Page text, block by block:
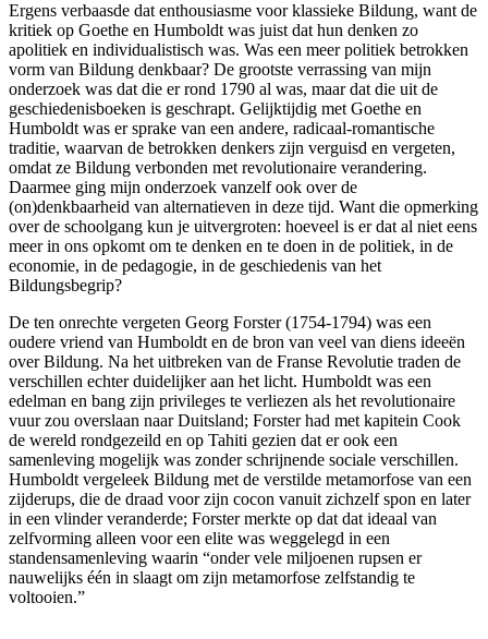
Ergens verbaasde dat enthousiasme voor klassieke Bildung, want de
kritiek op Goethe en Humboldt was juist dat hun denken zo
apolitiek en individualistisch was. Was een meer politiek betrokken
vorm van Bildung denkbaar? De grootste verrassing van mijn
onderzoek was dat die er rond 1790 al was, maar dat die uit de
geschiedenisboeken is geschrapt. Gelijktijdig met Goethe en
Humboldt was er sprake van een andere, radicaal-romantische
traditie, waarvan de betrokken denkers zijn verguisd en vergeten,
omdat ze Bildung verbonden met revolutionaire verandering.
Daarmee ging mijn onderzoek vanzelf ook over de
(on)denkbaarheid van alternatieven in deze tijd. Want die opmerking
over de schoolgang kun je uitvergroten: hoeveel is er dat al niet eens
meer in ons opkomt om te denken en te doen in de politiek, in de
economie, in de pedagogie, in de geschiedenis van het
Bildungsbegrip?
De ten onrechte vergeten Georg Forster (1754-1794) was een
oudere vriend van Humboldt en de bron van veel van diens ideeën
over Bildung. Na het uitbreken van de Franse Revolutie traden de
verschillen echter duidelijker aan het licht. Humboldt was een
edelman en bang zijn privileges te verliezen als het revolutionaire
vuur zou overslaan naar Duitsland; Forster had met kapitein Cook
de wereld rondgezeild en op Tahiti gezien dat er ook een
samenleving mogelijk was zonder schrijnende sociale verschillen.
Humboldt vergeleek Bildung met de verstilde metamorfose van een
zijderups, die de draad voor zijn cocon vanuit zichzelf spon en later
in een vlinder veranderde; Forster merkte op dat dat ideaal van
zelfvorming alleen voor een elite was weggelegd in een
standensamenleving waarin “onder vele miljoenen rupsen er
nauwelijks één in slaagt om zijn metamorfose zelfstandig te
voltooien.”